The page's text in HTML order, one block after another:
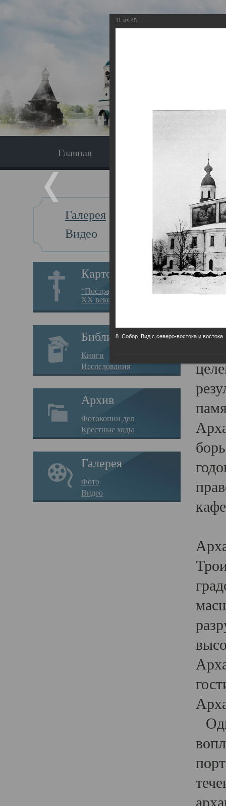
Главная
Галерея
Видео
Картотека
“Пострадавшие за веру в
XX веке на Севере”
Библиотека
Книги
Исследования
Архив
Фотокопии дел
Крестные ходы
Галерея
Фото
Видео
Главная
11 из 45
8. Собор. Вид с северо-востока и востока.